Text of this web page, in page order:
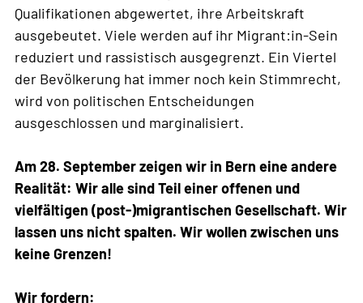
Qualifikationen abgewertet, ihre Arbeitskraft
ausgebeutet. Viele werden auf ihr Migrant:in-Sein
reduziert und rassistisch ausgegrenzt. Ein Viertel
der Bevölkerung hat immer noch kein Stimmrecht,
wird von politischen Entscheidungen
ausgeschlossen und marginalisiert.
Am 28. September zeigen wir in Bern eine andere
Realität: Wir alle sind Teil einer offenen und
vielfältigen (post-)migrantischen Gesellschaft. Wir
lassen uns nicht spalten. Wir wollen zwischen uns
keine Grenzen!
Wir fordern: